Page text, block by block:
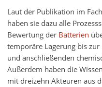
Laut der Publikation im
haben sie dazu alle
Bewertung der Batterien
temporäre Lagerung bis
und anschließenden
Außerdem haben die
mit dreizehn Akteuren aus